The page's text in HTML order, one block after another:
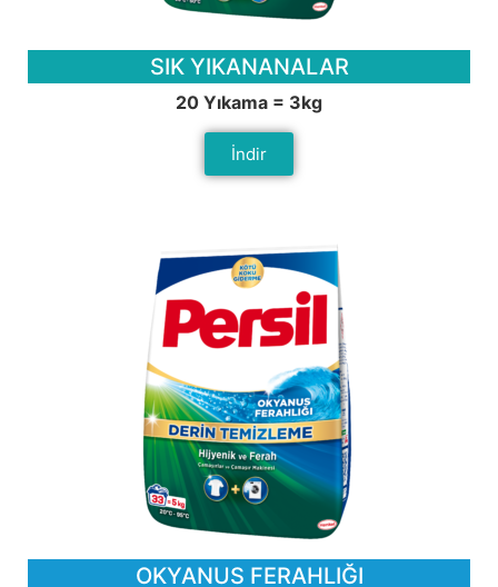
SIK YIKANANALAR
20 Yıkama = 3kg
İndir
OKYANUS FERAHLIĞI